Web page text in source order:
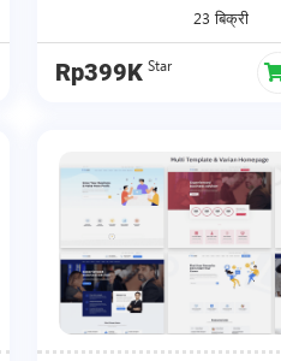
23 बिक्री
Rp399K Star